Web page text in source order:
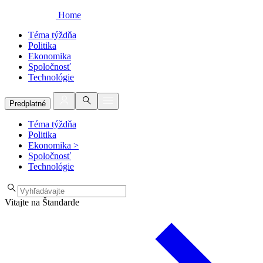
Home
Téma týždňa
Politika
Ekonomika
Spoločnosť
Technológie
Predplatné
Téma týždňa
Politika
Ekonomika >
Spoločnosť
Technológie
Vitajte na Štandarde